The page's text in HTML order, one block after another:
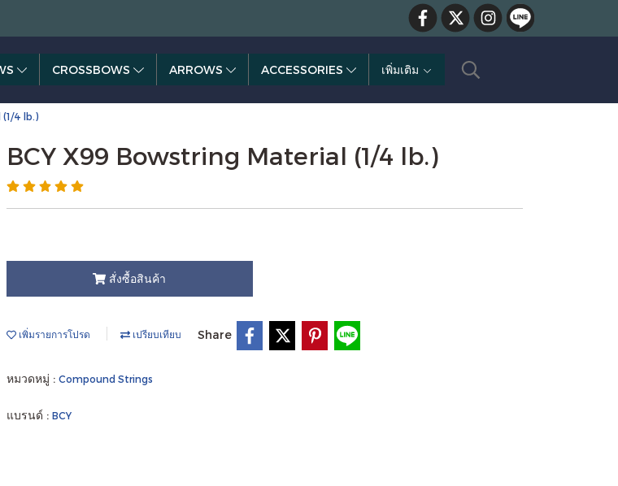
CROSSBOWS ARROWS ACCESSORIES เพิ่มเติม
4 lb.)
BCY X99 Bowstring Material (1/4 lb.)
สั่งซื้อสินค้า
เพิ่มรายการโปรด เปรียบเทียบ Share
หมวดหมู่ : Compound Strings
แบรนด์ : BCY